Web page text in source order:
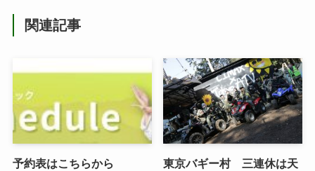
関連記事
予約表はこちらから
東京バギー村 三連休は天